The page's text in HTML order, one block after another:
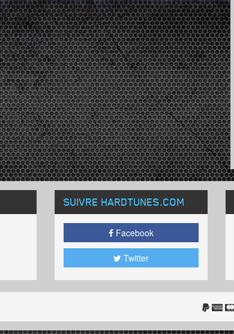
SUIVRE HARDTUNES.COM
Facebook
Twitter